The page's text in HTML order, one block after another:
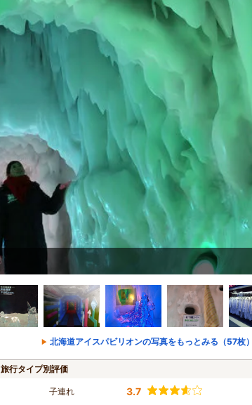
北海道アイスパビリオンの写真をもっとみる（57枚）
旅行タイプ別評価
子連れ 3.7